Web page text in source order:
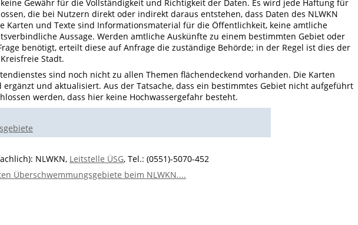
Gewähr für die Vollständigkeit und Richtigkeit der Daten. Es wird jede Haftung für
die bei Nutzern direkt oder indirekt daraus entstehen, dass Daten des NLWKN
Karten und Texte sind Informationsmaterial für die Öffentlichkeit, keine amtliche
Aussage. Werden amtliche Auskünfte zu einem bestimmten Gebiet oder
benötigt, erteilt diese auf Anfrage die zuständige Behörde; in der Regel ist dies der
Stadt.
sind noch nicht zu allen Themen flächendeckend vorhanden. Die Karten
und aktualisiert. Aus der Tatsache, dass ein bestimmtes Gebiet nicht aufgeführt
werden, dass hier keine Hochwassergefahr besteht.
NLWKN, Leitstelle ÜSG, Tel.: (0551)-5070-452
Überschwemmungsgebiete beim NLWKN....